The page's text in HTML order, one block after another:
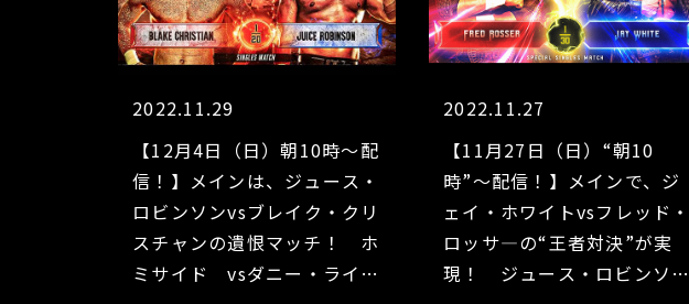
2022.11.29
【12月4日（日）朝10時～配
信！】メインは、ジュース・
ロビンソンvsブレイク・クリ
スチャンの遺恨マッチ！ ホ
ミサイド vsダニー・ライム
2022.11.27
【11月27日（日）“朝10
時”～配信！】メインで、ジ
ェイ・ホワイトvsフレッド・
ロッサ―の“王者対決”が実
現！ ジュース・ロビンソン